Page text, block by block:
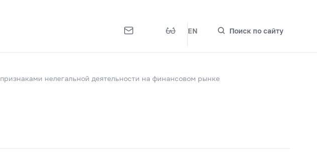
EN Поиск по сайту
нелегальной деятельности на финансовом рынке